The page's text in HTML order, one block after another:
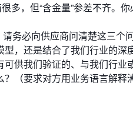
多，但“含金量”参差不齐。你
务必向供应商问清楚这三个问
，还是结合了我们行业的深
供我们验证的、与我们行业
（要求对方用业务语言解